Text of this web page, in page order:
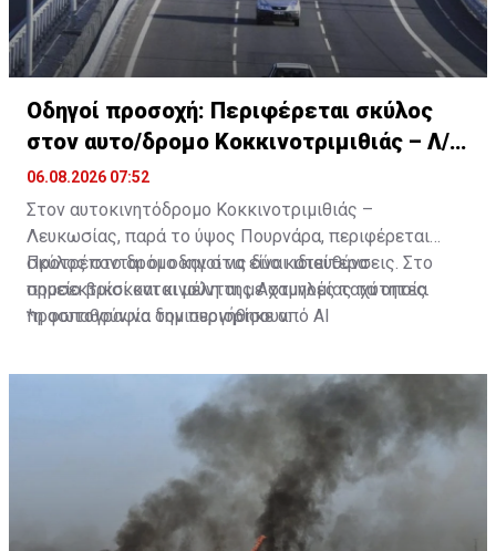
Οδηγοί προσοχή: Περιφέρεται σκύλος
στον αυτο/δρομο Κοκκινοτριμιθιάς – Λ/
σίας
06.08.2026 07:52
Στον αυτοκινητόδρομο Κοκκινοτριμιθιάς –
Λευκωσίας, παρά το ύψος Πουρνάρα, περιφέρεται
σκύλος στο δρόμο και στις δύο κατευθύνσεις. Στο
σημείο βρίσκονται μέλη της Αστυνομίας τα οποία
προσπαθούν να τον περιορίσουν.
Προτρέπονται οι οδηγοί να είναι ιδιαίτερα
προσεκτικοί και κινούνται με χαμηλές ταχύτητες.
*η φωτογραφία δημιουργήθηκε από ΑΙ